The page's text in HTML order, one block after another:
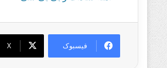
فیسبوک X